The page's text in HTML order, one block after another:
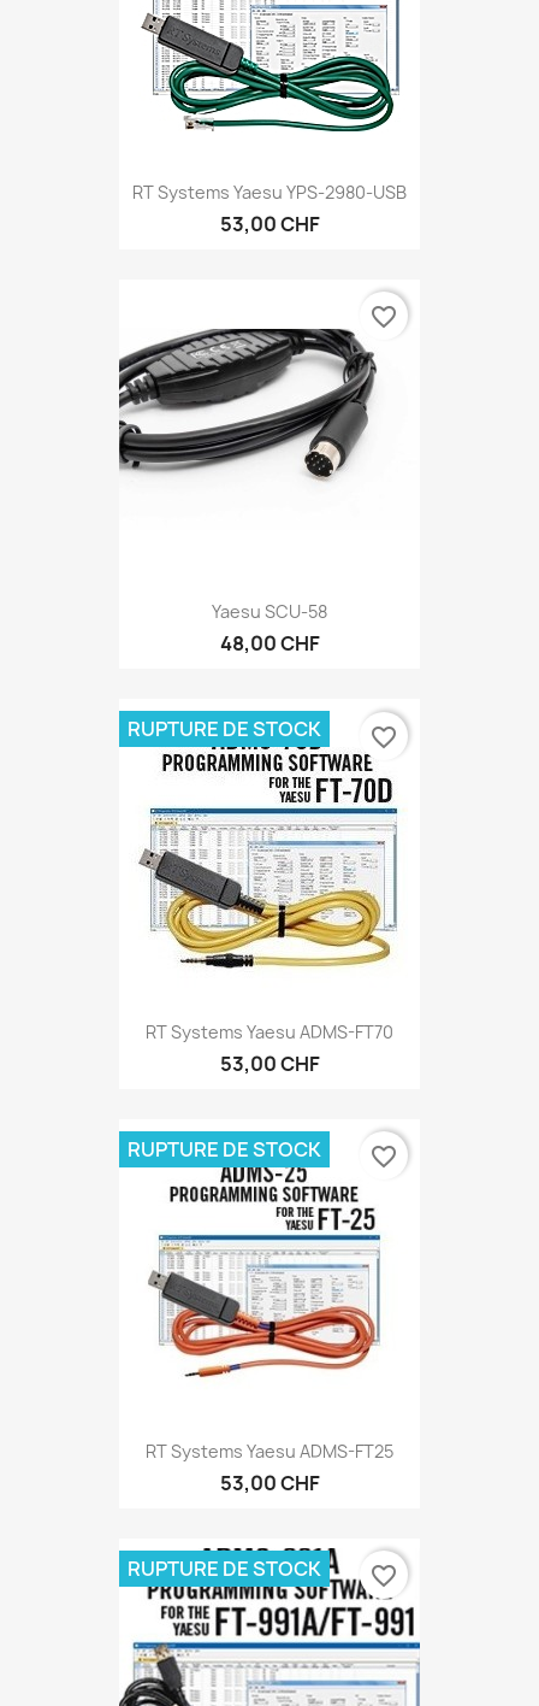
RT Systems Yaesu YPS-2980-USB
53,00 CHF
Yaesu SCU-58
48,00 CHF
favorite_border
RT Systems Yaesu ADMS-FT70
53,00 CHF
RUPTURE DE STOCK favorite_border
RT Systems Yaesu ADMS-FT25
53,00 CHF
RUPTURE DE STOCK favorite_border
RUPTURE DE STOCK favorite_border